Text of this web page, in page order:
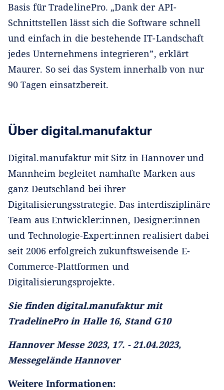
Basis für TradelinePro. „Dank der API-
Schnittstellen lässt sich die Software schnell
und einfach in die bestehende IT-Landschaft
jedes Unternehmens integrieren”, erklärt
Maurer. So sei das System innerhalb von nur
90 Tagen einsatzbereit.
Über digital.manufaktur
Digital.manufaktur mit Sitz in Hannover und
Mannheim begleitet namhafte Marken aus
ganz Deutschland bei ihrer
Digitalisierungsstrategie. Das interdisziplinäre
Team aus Entwickler:innen, Designer:innen
und Technologie-Expert:innen realisiert dabei
seit 2006 erfolgreich zukunftsweisende E-
Commerce-Plattformen und
Digitalisierungsprojekte.
Sie finden digital.manufaktur mit
TradelinePro in Halle 16, Stand G10
Hannover Messe 2023, 17. - 21.04.2023,
Messegelände Hannover
Weitere Informationen: